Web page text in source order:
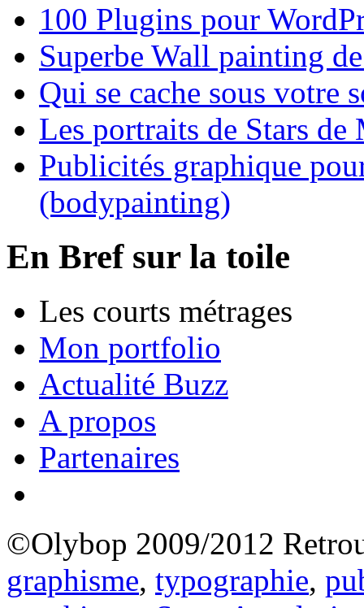
100 Plugins pour
Superbe Wall painting
Qui se cache sous votre
Les portraits de Stars
Publicités graphique
(bodypainting)
En Bref sur la toile
Les courts métrages
Mon portfolio
Actualité Buzz
A propos
Partenaires
©Olybop 2009/2012
graphisme, typographie,